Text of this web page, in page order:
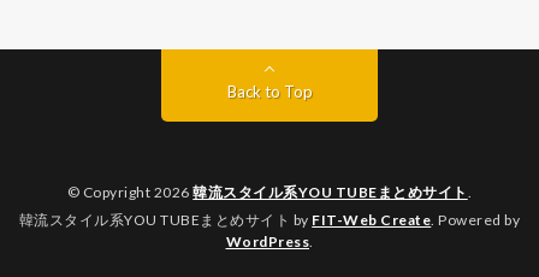
Back to Top
© Copyright 2026韓流スタイル系YOU TUBEまとめサイト
韓流スタイル系YOU TUBEまとめサイト by FIT-Web Create . Powered by
WordPress